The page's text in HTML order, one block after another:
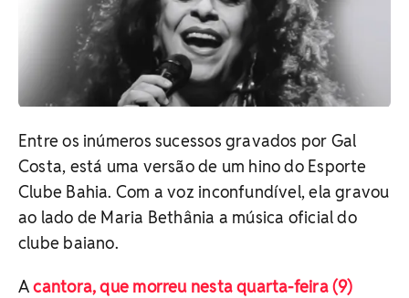
Entre os inúmeros sucessos gravados por Gal
Costa, está uma versão de um hino do Esporte
Clube Bahia. Com a voz inconfundível, ela gravou
ao lado de Maria Bethânia a música oficial do
clube baiano.
Acantora, que morreu nesta quarta-feira (9)